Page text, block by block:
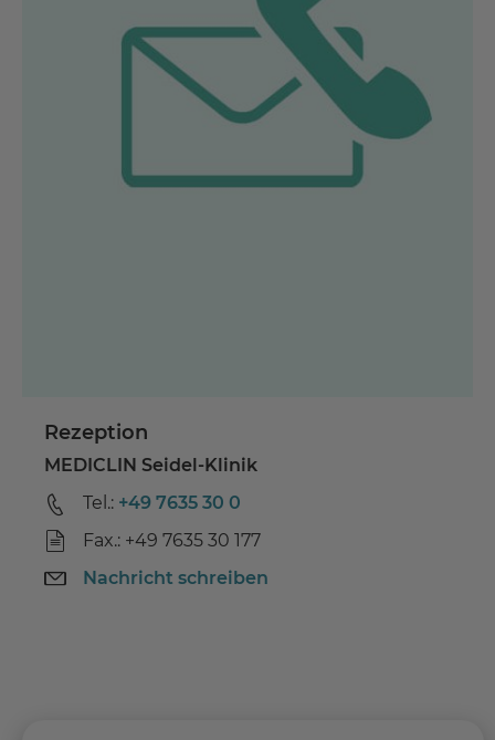
Rezeption
MEDICLIN Seidel-Klinik
Tel.: +49 7635 30 0
Fax.: +49 7635 30 177
Nachricht schreiben